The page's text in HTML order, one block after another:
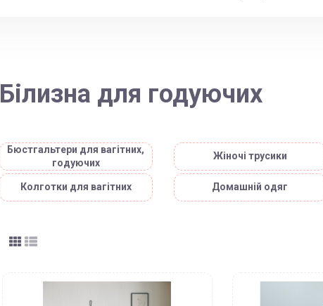
Білизна для годуючих
Бюстгальтери для вагітних,
годуючих
Жіночі трусики
Колготки для вагітних Домашній одяг